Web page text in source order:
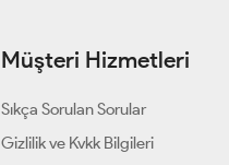
Müşteri Hizmetleri
Sıkça Sorulan Sorular
Gizlilik ve Kvkk Bilgileri